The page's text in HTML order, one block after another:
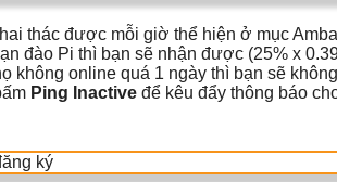
thác được mỗi giờ thể hiện ở mục
đào Pi thì bạn sẽ nhận được (25% x
không online quá 1 ngày thì bạn sẽ
Ping Inactive để kêu đẩy thông báo